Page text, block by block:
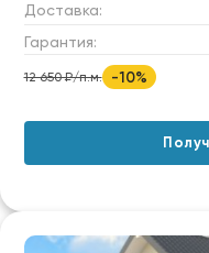
Доставка:
Гарантия:
12 650 ₽/п.м. -10%